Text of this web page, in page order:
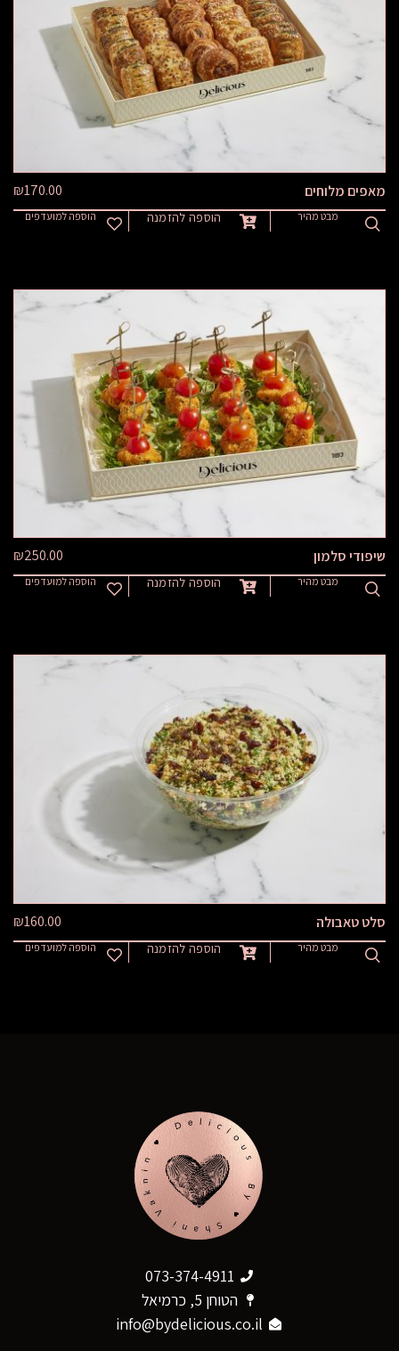
מאפים מלוחים ₪170.00
הוספה למועדפים הוספה להזמנה מבט מהיר
שיפודי סלמון ₪250.00
הוספה למועדפים הוספה להזמנה מבט מהיר
סלט טאבולה ₪160.00
הוספה למועדפים הוספה להזמנה מבט מהיר
073-374-4911
הטוחן 5, כרמיאל
info@bydelicious.co.il